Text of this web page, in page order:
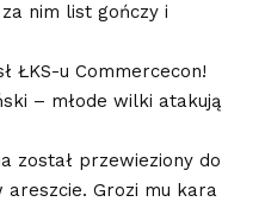
nim list gończy i
ŁKS-u Commercecon!
– młode wilki atakują
został przewieziony do
Grozi mu kara